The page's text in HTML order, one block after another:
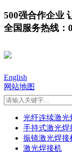
500强合作企业
全国服务热线：
English
网站地图
光纤连续激光
手持式激光焊
振镜激光焊接
激光焊接机